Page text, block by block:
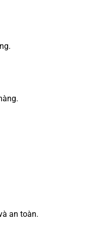
an toàn.